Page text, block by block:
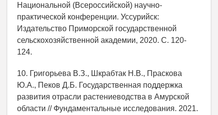
Национальной (Всероссийской) научно-
практической конференции. Уссурийск:
Издательство Приморской государственной
сельскохозяйственной академии, 2020. С. 120-
124.
10. Григорьева В.З., Шкрабтак Н.В., Праскова
Ю.А., Пеков Д.Б. Государственная поддержка
развития отрасли растениеводства в Амурской
области // Фундаментальные исследования. 2021.